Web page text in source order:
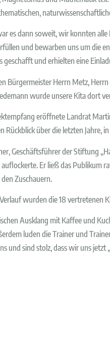
es dann soweit, wir konnten
und bewarben uns um die
geschafft und erhielten eine
Bürgermeister Herrn Metz,
wurde unsere Kita dort
eröffnete Landrat
Rückblick über die letzten Jahre,
Geschäftsführer der Stiftung
Er ließ das Publikum
Zuschauern.
wurden die 18 vertretenen
Ausklang mit Kaffee und
luden die Trainer und
und sind stolz, dass wir uns jetzt